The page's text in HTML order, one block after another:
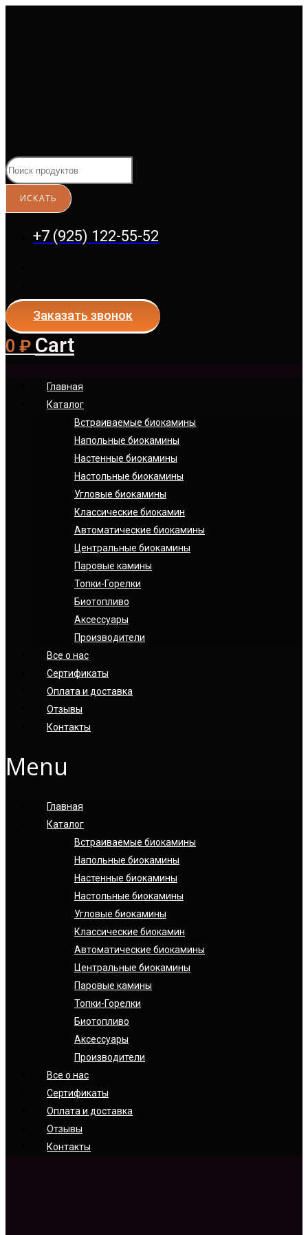
+7 (925) 122-55-52
Заказать звонок
0 ₽ Cart
Главная
Каталог
Встраиваемые биокамины
Напольные биокамины
Настенные биокамины
Настoльные биокамины
Угловые биокамины
Классические биокамин
Автоматические биокамины
Центральные биокамины
Паровые камины
Топки-Горелки
Биотопливо
Аксессуары
Производители
Все о нас
Сертификаты
Оплата и доставка
Отзывы
Контакты
Menu
Главная
Каталог
Встраиваемые биокамины
Напольные биокамины
Настенные биокамины
Настoльные биокамины
Угловые биокамины
Классические биокамин
Автоматические биокамины
Центральные биокамины
Паровые камины
Топки-Горелки
Биотопливо
Аксессуары
Производители
Все о нас
Сертификаты
Оплата и доставка
Отзывы
Контакты